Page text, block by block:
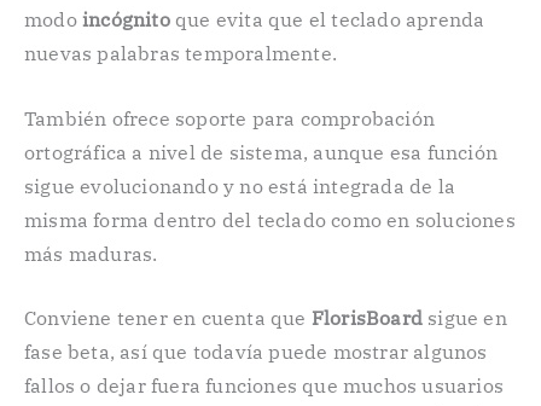
modo incógnitoque evita que el teclado aprenda
nuevas palabras temporalmente.
También ofrece soporte para comprobación
ortográfica a nivel de sistema, aunque esa función
sigue evolucionando y no está integrada de la
misma forma dentro del teclado como en soluciones
más maduras.
Conviene tener en cuenta que FlorisBoard sigue en
fase beta, así que todavía puede mostrar algunos
fallos o dejar fuera funciones que muchos usuarios